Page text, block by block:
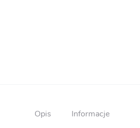
Opis Informacje